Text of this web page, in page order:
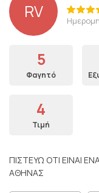
RV
5
Φαγητό
4
Τιμή
ΠΙΣΤΕΥΩ ΟΤΙ ΕΙΝΑΙ
ΑΘΗΝΑΣ